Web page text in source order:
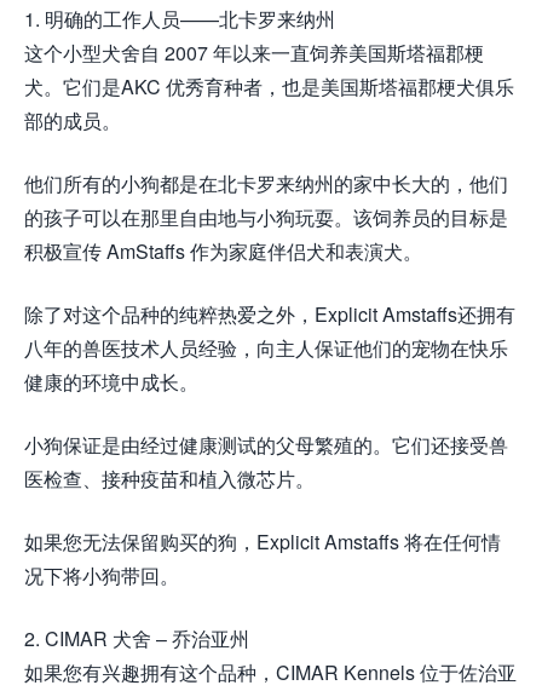
1. 明确的工作人员——北卡罗来纳州
这个小型犬舍自 2007 年以来一直饲养美国斯塔福郡梗
犬。它们是AKC 优秀育种者，也是美国斯塔福郡梗犬俱乐
部的成员。
他们所有的小狗都是在北卡罗来纳州的家中长大的，他们
的孩子可以在那里自由地与小狗玩耍。该饲养员的目标是
积极宣传 AmStaffs 作为家庭伴侣犬和表演犬。
除了对这个品种的纯粹热爱之外，Explicit Amstaffs还拥有
八年的兽医技术人员经验，向主人保证他们的宠物在快乐
健康的环境中成长。
小狗保证是由经过健康测试的父母繁殖的。它们还接受兽
医检查、接种疫苗和植入微芯片。
如果您无法保留购买的狗，Explicit Amstaffs 将在任何情
况下将小狗带回。
2. CIMAR 犬舍 – 乔治亚州
如果您有兴趣拥有这个品种，CIMAR Kennels 位于佐治亚